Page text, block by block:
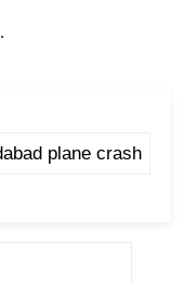
plane crash